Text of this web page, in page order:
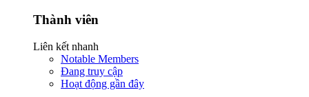
Thành viên
Liên kết nhanh
Notable Members
Đang truy cập
Hoạt động gần đây